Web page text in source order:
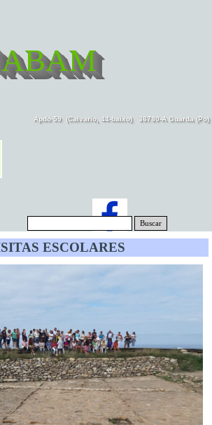
Apdo 59  (Calvario, 44-baixo)   36780-A Guarda
Buscar
ESCOLARES